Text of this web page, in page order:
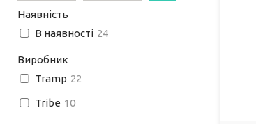
Наявність
В наявності 24
Виробник
Tramp 22
Tribe 10